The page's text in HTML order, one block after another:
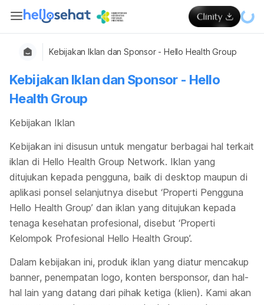
Kebijakan Iklan dan Sponsor - Hello Health Group
Kebijakan Iklan dan Sponsor - Hello
Health Group
Kebijakan Iklan
Kebijakan ini disusun untuk mengatur berbagai hal terkait
iklan di Hello Health Group Network. Iklan yang
ditujukan kepada pengguna, baik di desktop maupun di
aplikasi ponsel selanjutnya disebut ‘Properti Pengguna
Hello Health Group’ dan iklan yang ditujukan kepada
tenaga kesehatan profesional, disebut ‘Properti
Kelompok Profesional Hello Health Group’.
Dalam kebijakan ini, produk iklan yang diatur mencakup
banner, penempatan logo, konten bersponsor, dan hal-
hal lain yang datang dari pihak ketiga (klien). Kami akan